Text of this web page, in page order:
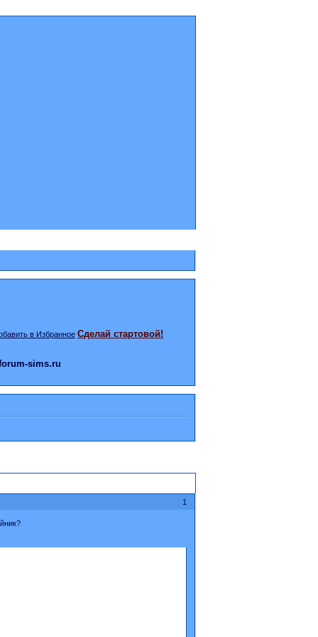
Сделай стартовой!
sims.ru
1